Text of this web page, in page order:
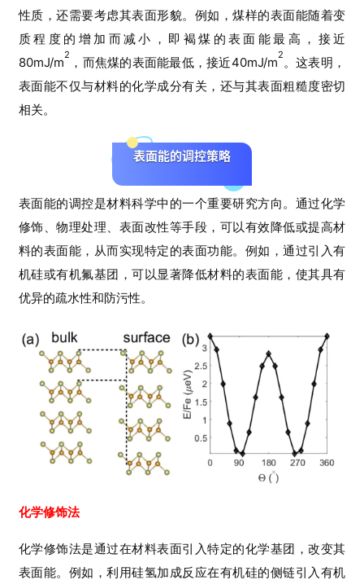
首
货
V
A
P
频
教
V
性质，还需要考虑其表面形貌。例如，煤样的表面能随着变
质程度的增加而减小，即褐煤的表面能最高，接近
80mJ/m2 ，而焦煤的表面能最低，接近40mJ/m2。这表明，
表面能不仅与材料的化学成分有关，还与其表面粗糙度密切
相关。
表面能的调控策略
表面能的调控是材料科学中的一个重要研究方向。通过化学
修饰、物理处理、表面改性等手段，可以有效降低或提高材
料的表面能，从而实现特定的表面功能。例如，通过引入有
机硅或有机氟基团，可以显著降低材料的表面能，使其具有
优异的疏水性和防污性。
化学修饰法
化学修饰法是通过在材料表面引入特定的化学基团，改变其
表面能。例如，利用硅氢加成反应在有机硅的侧链引入有机